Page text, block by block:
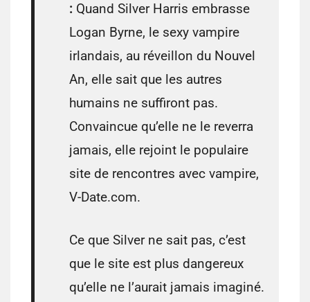
: Quand Silver Harris embrasse
Logan Byrne, le sexy vampire
irlandais, au réveillon du Nouvel
An, elle sait que les autres
humains ne suffiront pas.
Convaincue qu’elle ne le reverra
jamais, elle rejoint le populaire
site de rencontres avec vampire,
V-Date.com.
Ce que Silver ne sait pas, c’est
que le site est plus dangereux
qu’elle ne l’aurait jamais imaginé.